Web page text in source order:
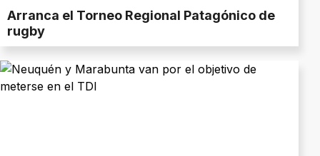
Arranca el Torneo Regional Patagónico de
rugby